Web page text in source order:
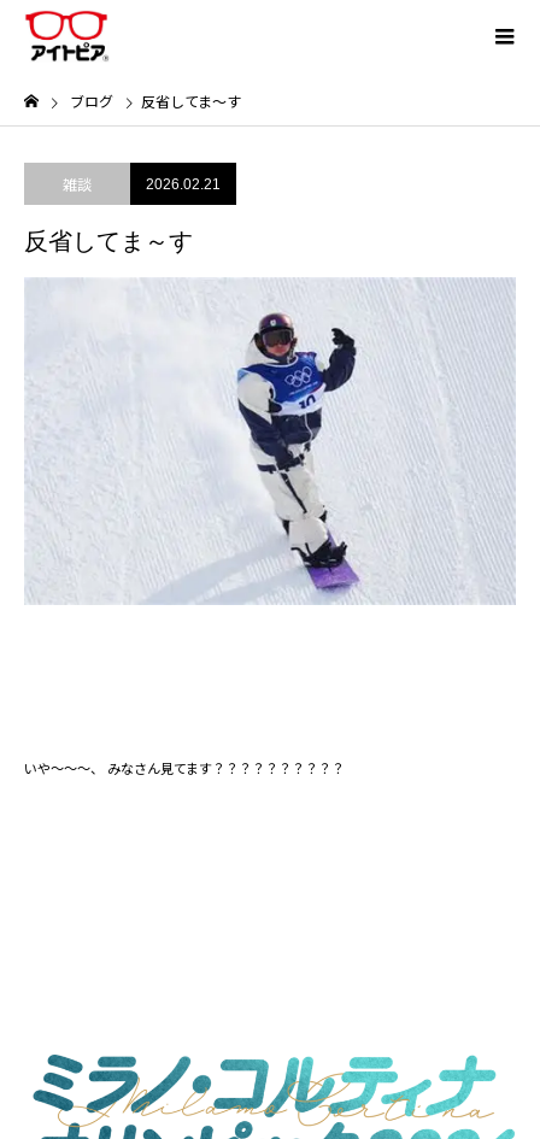
ブログ 反省してま～す
雑談 2026.02.21
反省してま～す
いや～～～、 みなさん見てます？？？？？？？？？？